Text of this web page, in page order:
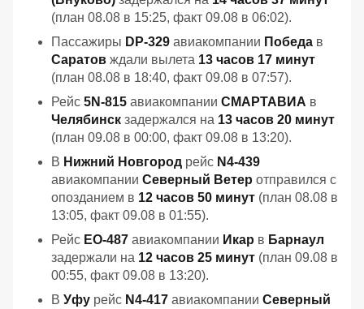
(план 08.08 в 15:25, факт 09.08 в 06:02).
Пассажиры DP-329 авиакомпании Победа в
Саратов ждали вылета 13 часов 17 минут
(план 08.08 в 18:40, факт 09.08 в 07:57).
Рейс 5N-815 авиакомпании СМАРТАВИА в
Челябинск задержался на 13 часов 20 минут
(план 09.08 в 00:00, факт 09.08 в 13:20).
В Нижний Новгород рейс N4-439
авиакомпании Северный Ветер отправился с
опозданием в 12 часов 50 минут (план 08.08 в
13:05, факт 09.08 в 01:55).
Рейс EO-487 авиакомпании Икар в Барнаул
задержали на 12 часов 25 минут (план 09.08 в
00:55, факт 09.08 в 13:20).
В Уфу рейс N4-417 авиакомпании Северный